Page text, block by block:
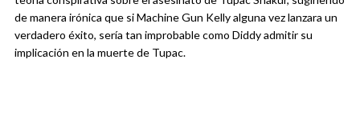
de manera irónica que si Machine Gun Kelly alguna vez lanzara un
verdadero éxito, sería tan improbable como Diddy admitir su
implicación en la muerte de Tupac.